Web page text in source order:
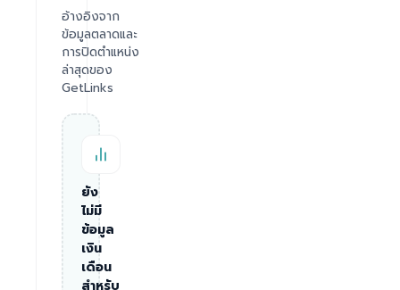
อ้างอิงจาก
ข้อมูลตลาดและ
การปิดตำแหน่ง
ล่าสุดของ
GetLinks
ยัง
ไม่มี
ข้อมูล
เงิน
เดือน
สำหรับ